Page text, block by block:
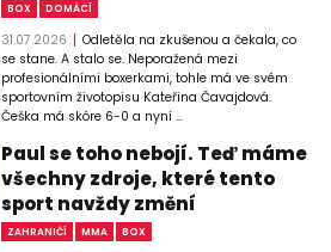
BOX DOMÁCÍ
31.07.2026
Odletěla na zkušenou a čekala, co
se stane. A stalo se. Neporažená mezi
profesionálními boxerkami, tohle má ve svém
sportovním životopisu Kateřina Čavajdová.
Češka má skóre 6-0 a nyní ...
Paul se toho nebojí. Teď máme
všechny zdroje, které tento
sport navždy změní
ZAHRANIČÍ MMA BOX